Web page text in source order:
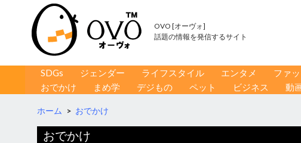
OVO [オーヴォ]
話題の情報を発信するサイト
コンテンツへ移動
SDGs ジェンダー ライフスタイル エンタメ ファ
おでかけ
まめ学 デジもの ペット ビジネス 動
ホーム > おでかけ
おでかけ